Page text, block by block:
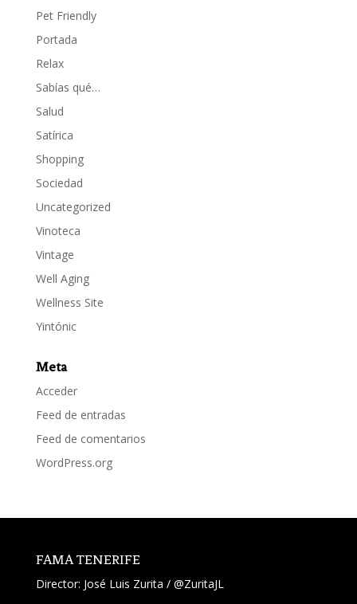
Pet Friendly
Portada
Relax
Sabías qué…
Salud
Satírica
Shopping
Sociedad
Uncategorized
Vinoteca
Vintage
Well Aging
Wellness Site
Yintónic
Meta
Acceder
Feed de entradas
Feed de comentarios
WordPress.org
FAMA TENERIFE
Director: José Luis Zurita / @ZuritaJL